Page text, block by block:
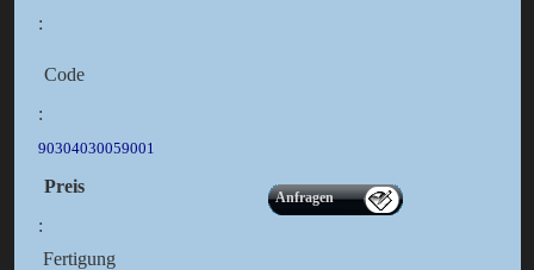
:
Code
:
90304030059001
Preis
:
Anfragen
Fertigung